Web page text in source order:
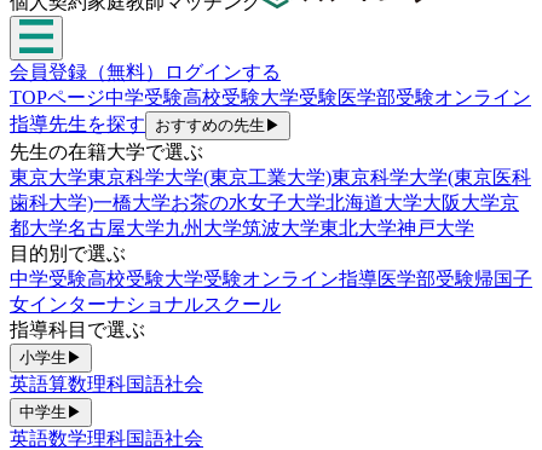
会員登録（無料）
ログインする
TOPページ中学受験高校受験大学受験医学部受験オンライン
指導先生を探す おすすめの先生 ▶
先生の在籍大学で選ぶ
東京大学東京科学大学(東京工業大学)東京科学大学(東京医科
歯科大学)一橋大学お茶の水女子大学北海道大学大阪大学京
都大学名古屋大学九州大学筑波大学東北大学神戸大学
目的別で選ぶ
中学受験高校受験大学受験オンライン指導医学部受験帰国子
女インターナショナルスクール
指導科目で選ぶ
小学生 ▶
英語算数理科国語社会
中学生 ▶
英語数学理科国語社会